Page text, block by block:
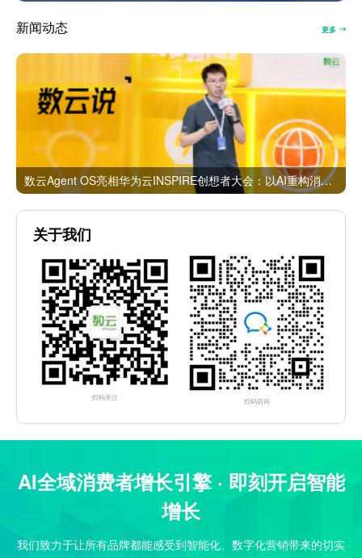
新闻动态 更多
数云Agent OS亮相华为云INSPIRE创想者大会：以AI重构消费者运营与零售营销新范式
关于我们
扫码关注 扫码咨询
AI全域消费者增长引擎 · 即刻开启智能
增长
我们致力于让所有品牌都能感受到智能化、数字化营销带来的切实